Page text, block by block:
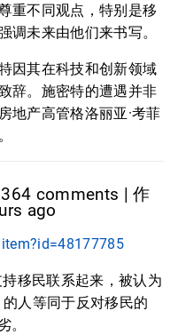
重不同观点，特别是移
调未来由他们来书写。
因其在科技和创新领域
辞。施密特的遭遇并非
地产高管格洛丽亚·考菲
comments | 作
ago
移民联系起来，被认为
人等同于反对移民的
。